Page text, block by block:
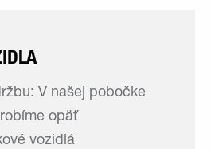
V našej pobočke
opäť
vozidlá